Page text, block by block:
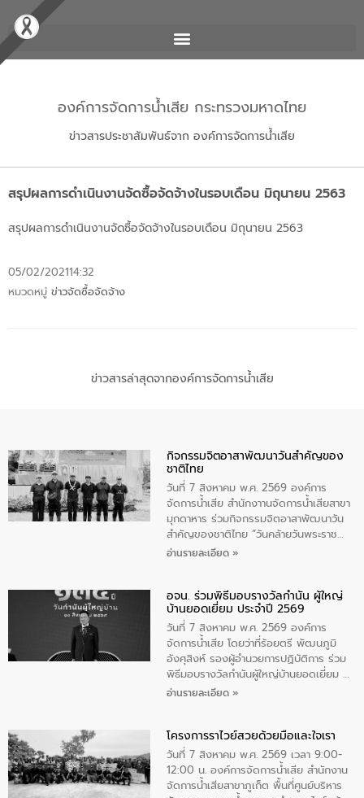
องค์การจัดการน้ำเสีย กระทรวงมหาดไทย
ข่าวสารประชาสัมพันธ์จาก องค์การจัดการน้ำเสีย
สรุปผลการดำเนินงานจัดซื้อจัดจ้างในรอบเดือน มิถุนายน 2563
สรุปผลการดำเนินงานจัดซื้อจัดจ้างในรอบเดือน มิถุนายน 2563
05/02/202114:32
หมวดหมู่ ข่าวจัดซื้อจัดจ้าง
ข่าวสารล่าสุดจากองค์การจัดการน้ำเสีย
กิจกรรมจิตอาสาพัฒนาวันสําคัญของ
ชาติไทย
วันที่ 7 สิงหาคม พ.ศ. 2569 องค์การ
จัดการน้ำเสีย สำนักงาานจัดการน้ำเสียสาขา
มุกดาหาร ร่วมกิจกรรมจิตอาสาพัฒนาวัน
สําคัญของชาติไทย “วันคล้ายวันพระราช
สมภพ สมเด็จพระนางเจ้าสิริกิติ์พระบรม
ทิพย์คำ รองผู้ว่าราชการจังหวัดมุกดาหาร
เป็นประธานในพิธี ณ เรือนจําชั่วคราวนาโสก
ตําบลนาโสก อําเภอเมืองมุกดาหาร จังหวัด
มุกดาหาร โดยในกิจกรรมได้ร่วมปลูกป่า และ
ทําความสะอาดภายในบริเวณ จัดกิจกรรม
เพื่อถวายเป็นพระราชกุศล สมเด็จพระนาง
เจ้าสิริกิติ์พระบรมราชินีนาถ พระบรมราช
อ่านรายละเอียด »
อจน. ร่วมพิธีมอบรางวัลกำนัน ผู้ใหญ่
บ้านยอดเยี่ยม ประจำปี 2569
วันที่ 7 สิงหาคม พ.ศ. 2569 องค์การ
จัดการน้ำเสีย โดยว่าที่ร้อยตรี พัฒนภูมิ
อังศุสิงห์ รองผู้อำนวยการปฏิบัติการ ร่วม
พิธีมอบรางวัลกำนันผู้ใหญ่บ้านยอดเยี่ยม ณ
ทำเนียบรัฐบาล โดยมีนายอนุทิน ชาญวีรกูล
ทองคำและประกาศเกียรติคุณให้แก่ กำนัน
ผู้ใหญ่บ้านยอดเยี่ยม พร้อมกล่าวชื่นชม ให้
โอวาท และมอบนโยบาย
อ่านรายละเอียด »
โครงการราไวย์สวยด้วยมือและใจเรา
วันที่ 7 สิงหาคม พ.ศ. 2569 เวลา 9:00-
12:00 น. องค์การจัดการน้ำเสีย สำนักงาน
จัดการน้ำเสียสาขาภูเก็ต พื้นที่ศูนย์บริหาร